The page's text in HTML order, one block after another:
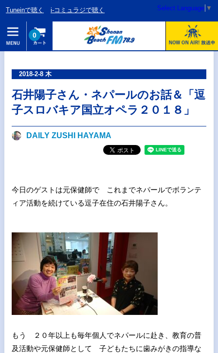
Tuneinで聴く i-コミュラジで聴く Select Language ▼
0
2018-2-8 木
石井陽子さん・ネパールのお話＆「逗
子スロバキア国立オペラ２０１８」
DAILY ZUSHI HAYAMA
今日のゲストは元保健師で これまでネパールでボランテ
ィア活動を続けている逗子在住の石井陽子さん。
もう ２０年以上も毎年個人でネパールに赴き、教育の普
及活動や元保健師として 子どもたちに歯みがきの指導な